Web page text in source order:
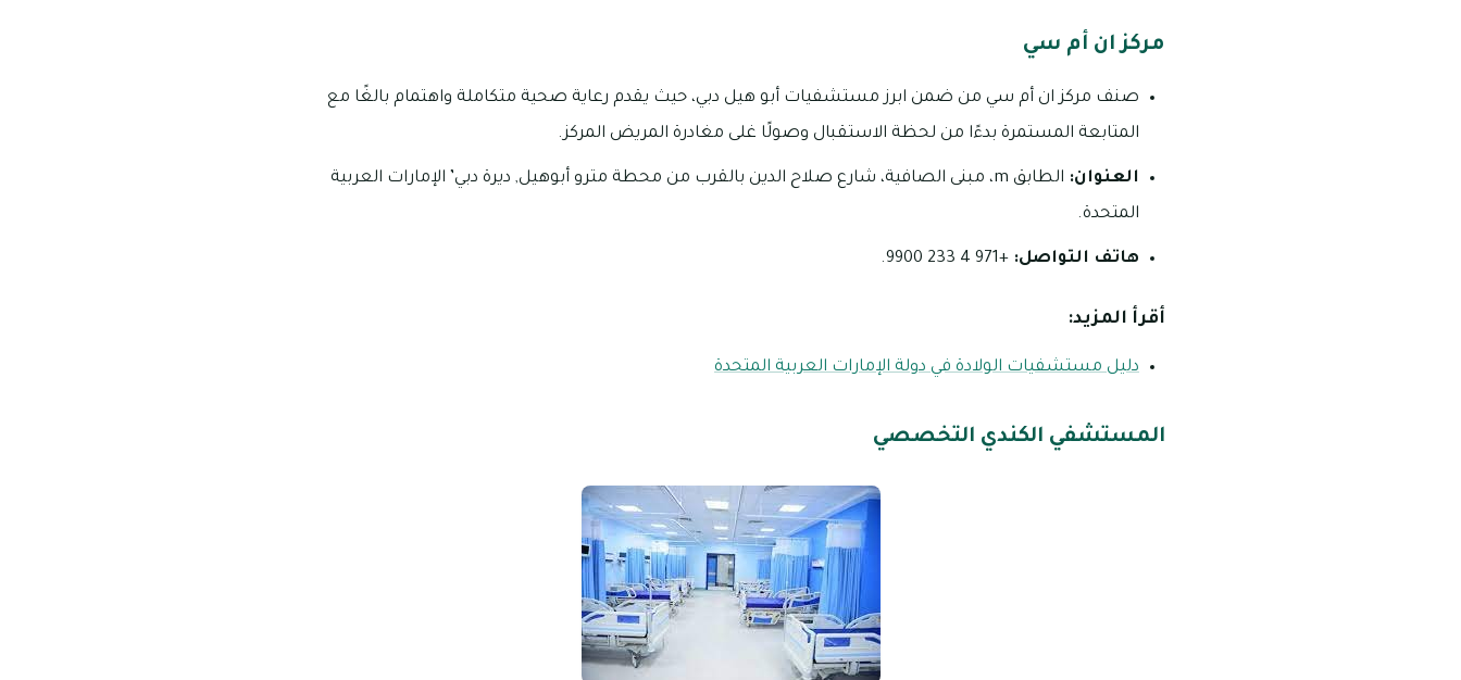
مركز ان أم سي
صنف مركز ان أم سي من ضمن ابرز مستشفيات أبو هيل دبي، حيث يقدم رعاية صحية متكاملة واهتمام بالغًا مع
المتابعة المستمرة بدءًا من لحظة الاستقبال وصولًا غلى مغادرة المريض المركز.
العنوان:
الطابق m، مبنى الصافية، شارع صلاح الدين بالقرب من محطة مترو أبوهيل, ديرة دبي’ الإمارات العربية
المتحدة.
هاتف التواصل: +971 4 233 9900.
أقرأ المزيد:
دليل مستشفيات الولادة في دولة الإمارات العربية المتحدة
المستشفي الكندي التخصصي